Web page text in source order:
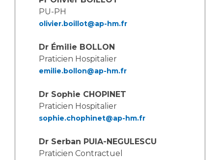
Salon des familles
Transports sanitaires
Handicap
Handi 13
Pôle Médecine Physique et Réadaptation
Accueil sourds et malentendants
Charte Romain Jacob
Mouvement Parcours Handicap 13
Les structures de recherche
Écoles et Instituts de Formation
Plateforme des internes
Professionnels de santé
Adresser un patient
Réseaux de soins
PU-PH
olivier.boillot@ap-hm.fr
Dr Émilie BOLLON
Praticien Hospitalier
emilie.bollon@ap-hm.fr
Dr Sophie CHOPINET
Praticien Hospitalier
sophie.chophinet@ap-hm.fr
Dr Serban PUIA-NEGULESCU
Praticien Contractuel